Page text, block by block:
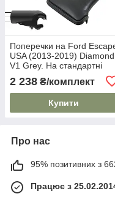
Поперечки на Ford
USA (2013-2019) Diamond
V1 Grey. На стандартні
рейлінги. Без замка. Сірі
2 238 ₴/комплект
Купити
Про нас
95% позитивних з 662
Працює з